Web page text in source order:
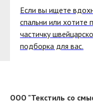
Если вы ищете
спальни или хотите
частичку
подборка для вас.
ООО "Текстиль со